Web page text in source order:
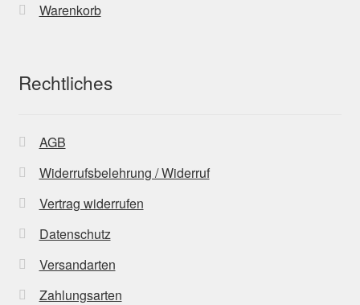
Warenkorb
Rechtliches
AGB
Widerrufsbelehrung / Widerruf
Vertrag widerrufen
Datenschutz
Versandarten
Zahlungsarten